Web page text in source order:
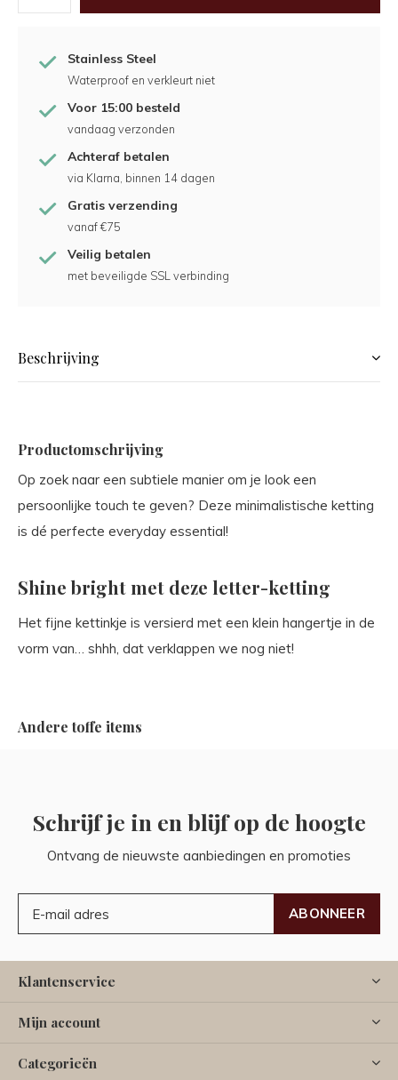
Stainless Steel
Waterproof en verkleurt niet
Voor 15:00 besteld
vandaag verzonden
Achteraf betalen
via Klarna, binnen 14 dagen
Gratis verzending
vanaf €75
Veilig betalen
met beveiligde SSL verbinding
Beschrijving
Productomschrijving
Op zoek naar een subtiele manier om je look een
persoonlijke touch te geven? Deze minimalistische ketting
is dé perfecte everyday essential!
Shine bright met deze letter-ketting
Het fijne kettinkje is versierd met een klein hangertje in de
vorm van… shhh, dat verklappen we nog niet!
Andere toffe items
Schrijf je in en blijf op de hoogte
Ontvang de nieuwste aanbiedingen en promoties
ABONNEER
Klantenservice
Mijn account
Categorieën